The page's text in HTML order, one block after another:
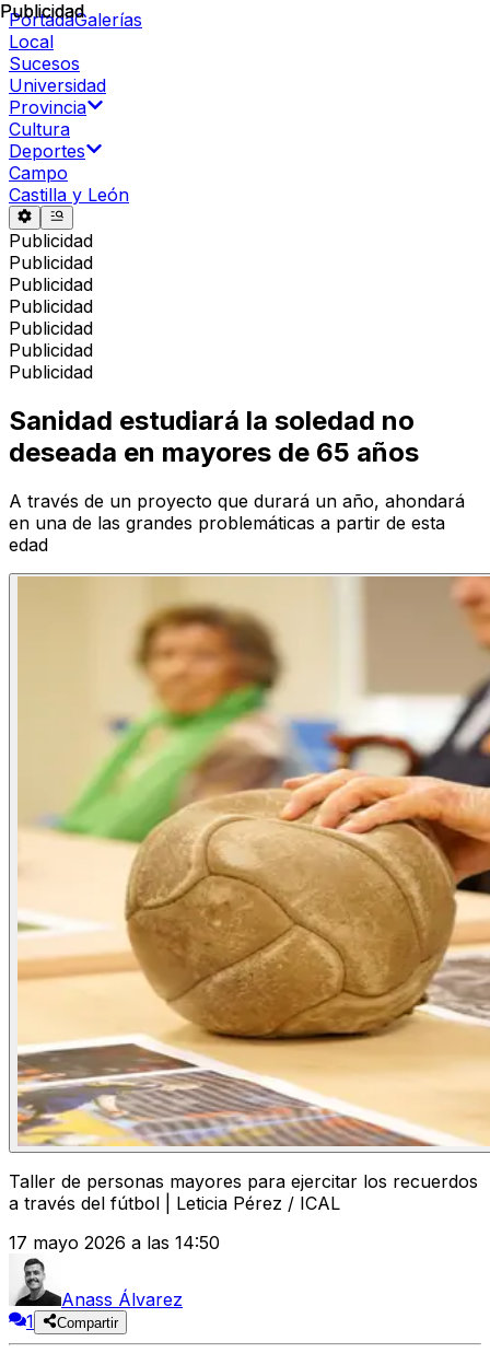
PortadaGalerías
Local
Sucesos
Universidad
Provincia
Cultura
Deportes
Campo
Castilla y León
Publicidad
Publicidad
Publicidad
Publicidad
Publicidad
Publicidad
Publicidad
Publicidad
Sanidad estudiará la soledad no
deseada en mayores de 65 años
A través de un proyecto que durará un año, ahondará
en una de las grandes problemáticas a partir de esta
edad
Taller de personas mayores para ejercitar los recuerdos
a través del fútbol | Leticia Pérez / ICAL
17 mayo 2026 a las 14:50
Anass Álvarez
1
Compartir
Publicidad